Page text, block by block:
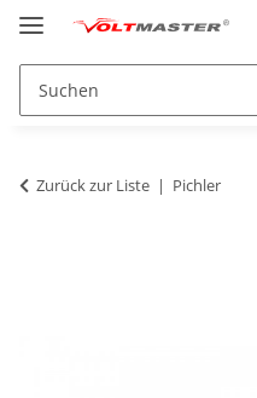
Zurück zur Liste Pichler